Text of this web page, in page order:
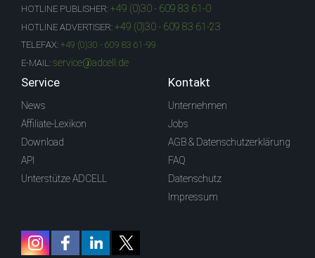
HOTLINE PUBLISHER: +49 (0)30 - 609 83 61-0
HOTLINE ADVERTISER: +49 (0)30 - 609 83 61-23
TELEFAX: +49 (0)30 - 609 83 61-99
E-MAIL: service@adcell.de
Service
News
Affiliate-Lexikon
Download
API
Unterstütze ADCELL
Kontakt
Unternehmen
Jobs
AGB & Datenschutzerklärung
FAQ
Datenschutz
Impressum